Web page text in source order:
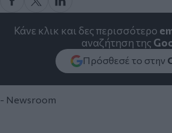
Κάνε κλικ και δες περισσότερο
αναζήτηση της
Πρόσθεσέ το στην
- Newsroom